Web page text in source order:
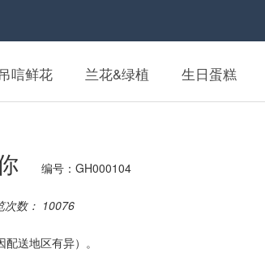
吊唁鲜花 兰花&绿植 生日蛋糕
编号：GH000104
次数： 10076
送地区有异）。